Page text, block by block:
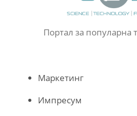
Портал за популарна
Маркетинг
Импресум